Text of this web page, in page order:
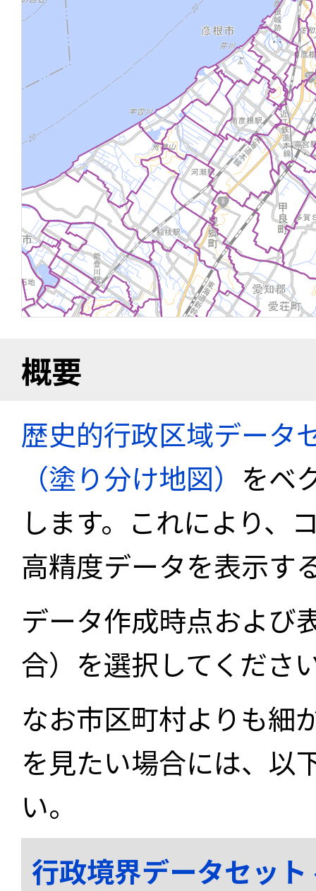
概要
歴史的行政区域データ
（塗り分け地図） をベ
します。これにより、
高精度データを表示す
データ作成時点および
合）を選択してくださ
なお市区町村よりも細
を見たい場合には、以
い。
行政境界データセッ